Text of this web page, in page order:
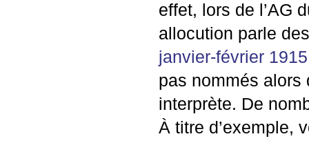
effet, lors de l’AG
allocution parle
janvier-février 1915
pas nommés alors
interprète. De
À titre d’exemple,